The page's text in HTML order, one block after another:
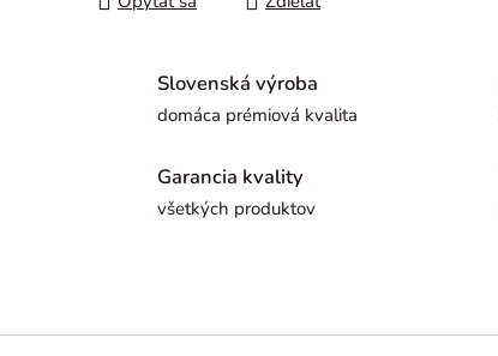
Slovenská výroba
domáca prémiová kvalita
Garancia kvality
všetkých produktov